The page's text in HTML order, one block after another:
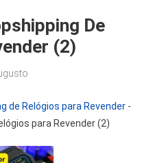
De
(2)
de Relógios para Revender-
para Revender (2)